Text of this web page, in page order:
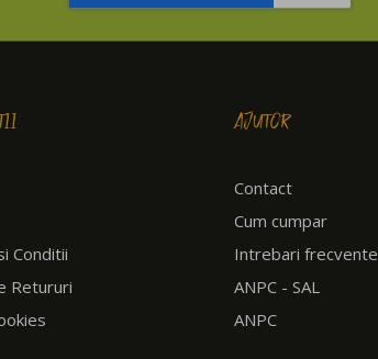
Conditii
Retururi
AJUTOR
Contact
Cum cumpar
Intrebari frecvente
ANPC - SAL
ANPC